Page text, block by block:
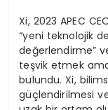
Xi, 2023 APEC
“yeni teknolojik
değerlendirme”
teşvik etmek
bulundu. Xi,
güçlendirilmesi